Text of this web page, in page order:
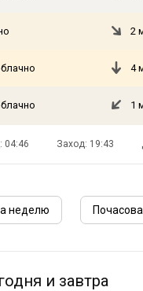
2
4
1
04:46 Заход: 19:43
неделю
и завтра